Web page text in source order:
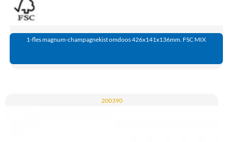
1-fles magnum-champagnekist omdoos 426x141x136mm. FSC MIX
200390